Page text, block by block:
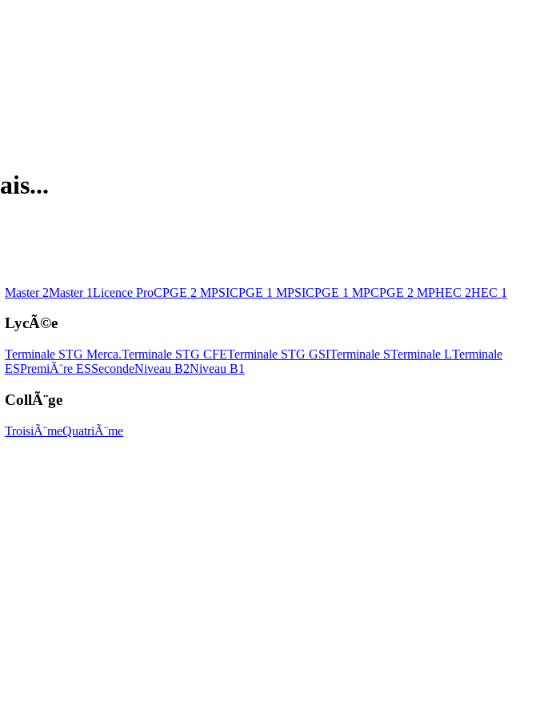
Master 2Master 1Licence ProCPGE 2 MPSICPGE 1 MPSICPGE 1 MPCPGE 2 MPHEC 2HEC 1
LycÃ©e
Terminale STG Merca.Terminale STG CFETerminale STG GSITerminale STerminale LTerminale
ESPremiÃ¨re ESSecondeNiveau B2Niveau B1
CollÃ¨ge
TroisiÃ¨meQuatriÃ¨me